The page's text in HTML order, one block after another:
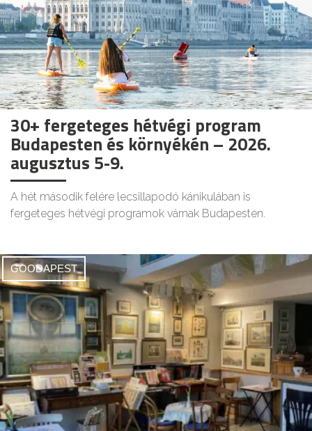
30+ fergeteges hétvégi program
Budapesten és környékén – 2026.
augusztus 5-9.
A hét második felére lecsillapodó kánikulában is
fergeteges hétvégi programok várnak Budapesten.
GOODAPEST